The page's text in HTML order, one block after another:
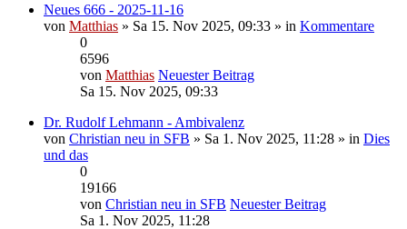
Neues 666 - 2025-11-16
von Matthias » Sa 15. Nov 2025, 09:33 » in Kommentare
0
6596
von Matthias Neuester Beitrag
Sa 15. Nov 2025, 09:33
Dr. Rudolf Lehmann - Ambivalenz
von Christian neu in SFB » Sa 1. Nov 2025, 11:28 » in Dies
und das
0
19166
von Christian neu in SFB Neuester Beitrag
Sa 1. Nov 2025, 11:28